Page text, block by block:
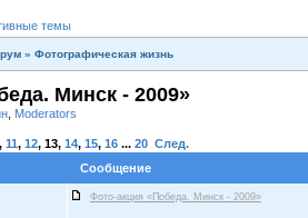
темы
» Фотографическая жизнь
Минск - 2009»
Moderators
, 11, 12, 13, 14, 15, 16 ... 20 След.
Сообщение
Фото-акция «Победа. Минск - 2009»